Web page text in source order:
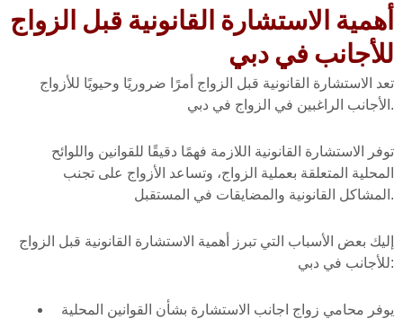
أهمية الاستشارة القانونية قبل الزواج
للأجانب في دبي
تعد الاستشارة القانونية قبل الزواج أمرًا ضروريًا وحيويًا للأزواج
الأجانب الراغبين في الزواج في دبي.
توفر الاستشارة القانونية اللازمة فهمًا دقيقًا للقوانين واللوائح
المحلية المتعلقة بعملية الزواج، وتساعد الأزواج على تجنب
المشاكل القانونية والمضايقات في المستقبل.
إليك بعض الأسباب التي تبرز أهمية الاستشارة القانونية قبل الزواج
للأجانب في دبي:
يوفر محامي زواج اجانب الاستشارة بشأن القوانين المحلية